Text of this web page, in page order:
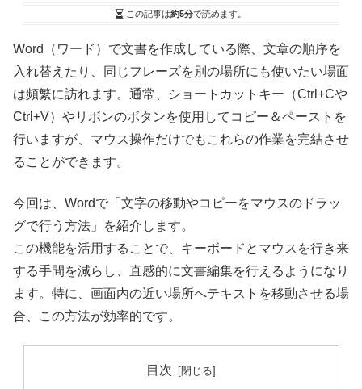
この記事は約5分で読めます。
Word（ワード）で文書を作成している際、文章の順序を
入れ替えたり、同じフレーズを別の場所にも使いたい場面
は頻繁に訪れます。通常、ショートカットキー（Ctrl+Cや
Ctrl+V）やリボンのボタンを使用してコピー＆ペーストを
行いますが、マウス操作だけでもこれらの作業を完結させ
ることができます。
今回は、Wordで「文字の移動やコピーをマウスのドラッ
グで行う方法」を紹介します。
この機能を活用することで、キーボードとマウスを行き来
する手間を減らし、直感的に文書編集を行えるようになり
ます。特に、画面内の近い場所へテキストを移動させる場
合、この方法が効率的です。
目次